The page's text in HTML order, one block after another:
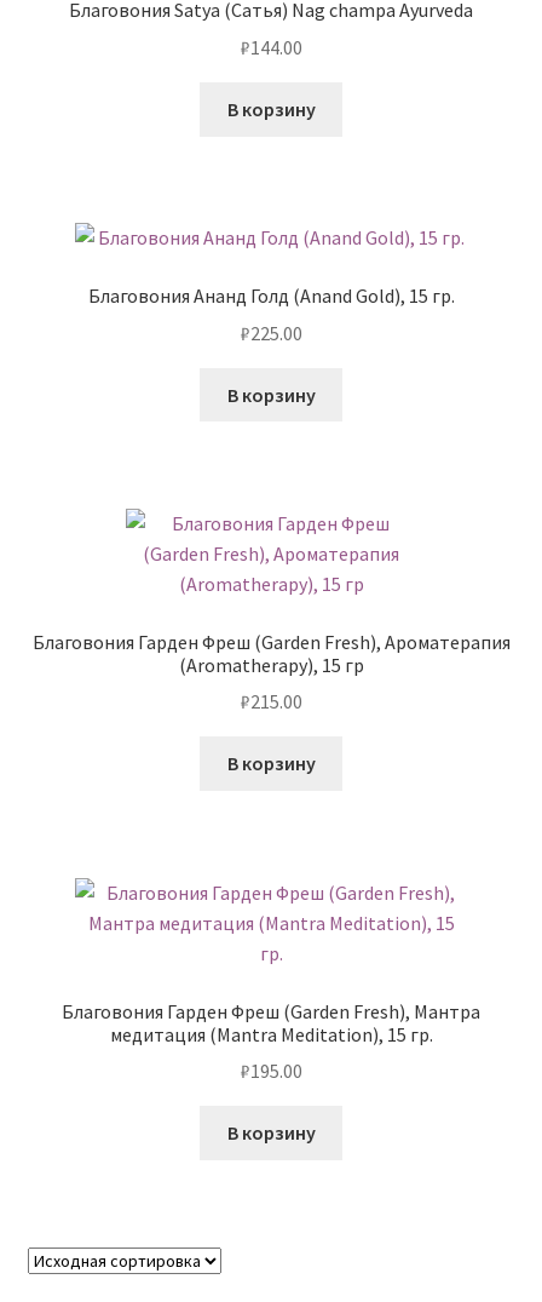
Благовония Satya (Сатья) Nag champa Ayurveda
₽144.00
В корзину
Благовония Ананд Голд (Anand Gold), 15 гр.
₽225.00
В корзину
Благовония Гарден Фреш (Garden Fresh), Ароматерапия
(Aromatherapy), 15 гр
₽215.00
В корзину
Благовония Гарден Фреш (Garden Fresh), Мантра
медитация (Mantra Meditation), 15 гр.
₽195.00
В корзину